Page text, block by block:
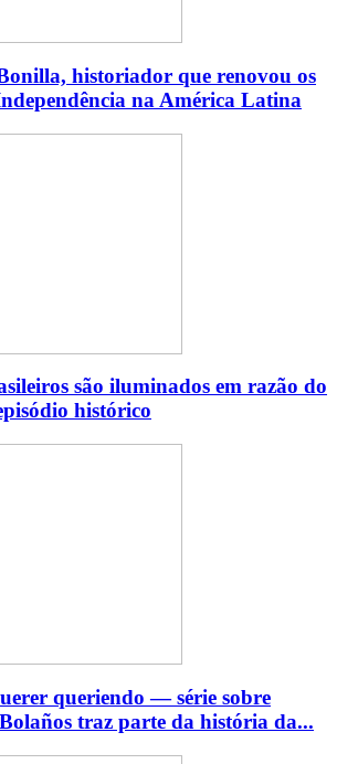
historiador que renovou os
na América Latina
são iluminados em razão do
histórico
queriendo — série sobre
traz parte da história da...